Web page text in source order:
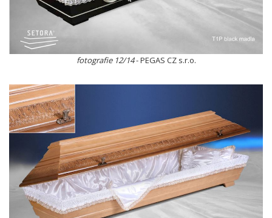
fotografie 12/14- PEGAS CZ s.r.o.